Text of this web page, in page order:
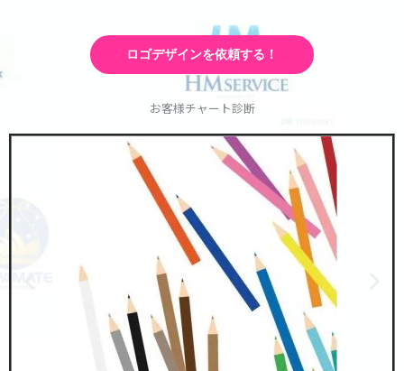
ロゴデザインを依頼する！
お客様チャート診断